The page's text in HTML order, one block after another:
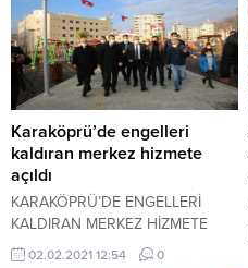
Karaköprü’de engelleri
kaldıran merkez hizmete
açıldı
KARAKÖPRÜ’DE ENGELLERİ
KALDIRAN MERKEZ HİZMETE
AÇILDI02.02.2021 12:54 0